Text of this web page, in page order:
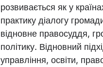
розвивається як у
практику діалогу
відновне правосуддя,
політику. Відновний
управління, освіти,